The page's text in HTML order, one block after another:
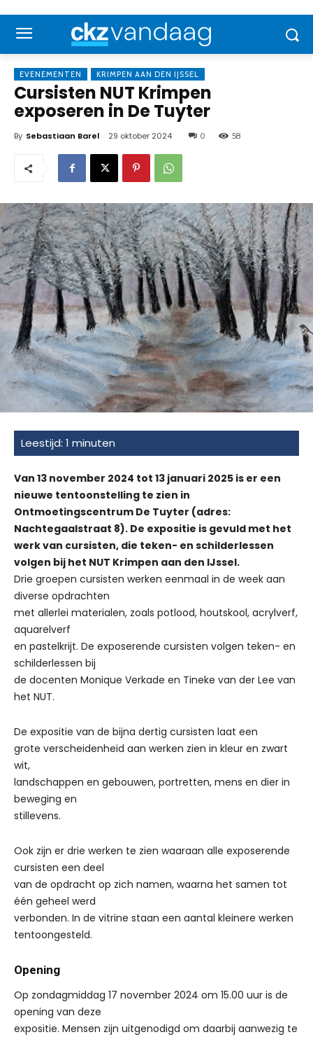
EVENEMENTEN KRIMPEN AAN DEN IJSSEL
Cursisten NUT Krimpen
exposeren in De Tuyter
By Sebastiaan Barel 29 oktober 2024 0 58
Van 13 november 2024 tot 13 januari 2025 is er een
nieuwe tentoonstelling te zien in
Ontmoetingscentrum De Tuyter (adres:
Nachtegaalstraat 8). De expositie is gevuld met het
werk van cursisten, die teken- en schilderlessen
volgen bij het NUT Krimpen aan den IJssel.
Drie groepen cursisten werken eenmaal in de week aan
diverse opdrachten
met allerlei materialen, zoals potlood, houtskool, acrylverf,
aquarelverf
en pastelkrijt. De exposerende cursisten volgen teken- en
schilderlessen bij
de docenten Monique Verkade en Tineke van der Lee van
het NUT.
De expositie van de bijna dertig cursisten laat een
grote verscheidenheid aan werken zien in kleur en zwart
wit,
landschappen en gebouwen, portretten, mens en dier in
beweging en
stillevens.
Ook zijn er drie werken te zien waaraan alle exposerende
cursisten een deel
van de opdracht op zich namen, waarna het samen tot
één geheel werd
verbonden. In de vitrine staan een aantal kleinere werken
tentoongesteld.
Opening
Op zondagmiddag 17 november 2024 om 15.00 uur is de
opening van deze
expositie. Mensen zijn uitgenodigd om daarbij aanwezig te